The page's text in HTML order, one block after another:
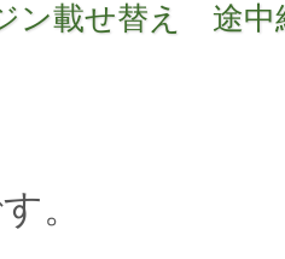
ン載せ替え 途中
。